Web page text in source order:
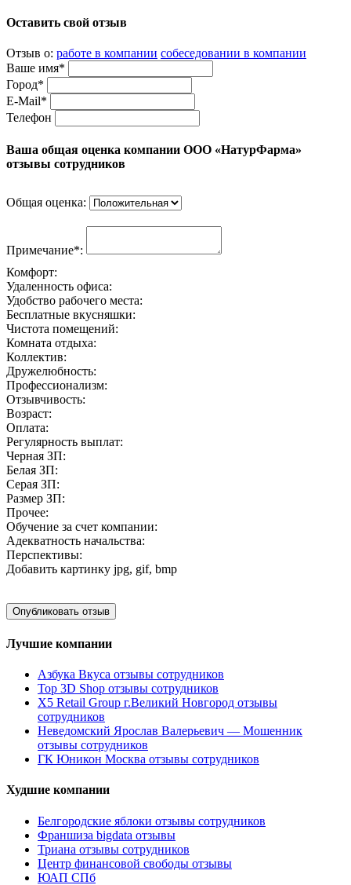
Оставить свой отзыв
Отзыв о: работе в компании собеседовании в компании
Ваше имя*
Город*
E-Mail*
Телефон
Ваша общая оценка компании ООО «НатурФарма»
отзывы сотрудников
Общая оценка:
Примечание*:
Комфорт:
Удаленность офиса:
Удобство рабочего места:
Бесплатные вкусняшки:
Чистота помещений:
Комната отдыха:
Коллектив:
Дружелюбность:
Профессионализм:
Отзывчивость:
Возраст:
Оплата:
Регулярность выплат:
Черная ЗП:
Белая ЗП:
Серая ЗП:
Размер ЗП:
Прочее:
Обучение за счет компании:
Адекватность начальства:
Перспективы:
Добавить картинку jpg, gif, bmp
Лучшие компании
Азбука Вкуса отзывы сотрудников
Top 3D Shop отзывы сотрудников
X5 Retail Group г.Великий Новгород отзывы
сотрудников
Неведомский Ярослав Валерьевич — Мошенник
отзывы сотрудников
ГК Юникон Москва отзывы сотрудников
Худшие компании
Белгородские яблоки отзывы сотрудников
Франшиза bigdata отзывы
Триана отзывы сотрудников
Центр финансовой свободы отзывы
ЮАП СПб